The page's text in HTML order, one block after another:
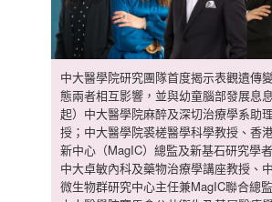
中大醫學院研究團隊首度揭示表觀遺傳
態兩者相互影響，並與幼童腦部發展息
起）中大醫學院麻醉及深切治療學系助
授；中大醫學院裘槎醫學科學教授、香
新中心（MagIC）總監及新基石研究學
中大卓敏內科及藥物治療學講座教授、
微生物群研究中心主任兼MagIC聯合總